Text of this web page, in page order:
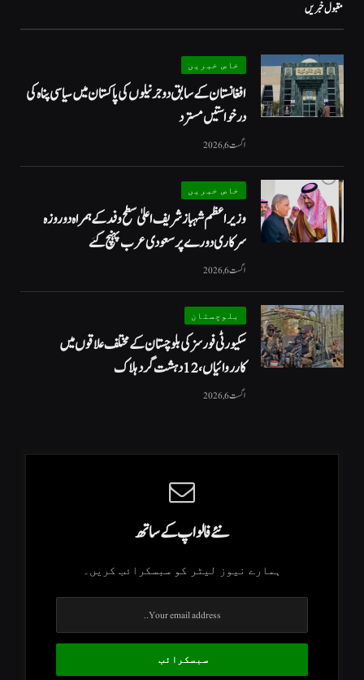
مقبول خبریں
خاص خبریں
افغانستان کے سابق دو جرنیلوں کی پاکستان میں سیاسی پناہ کی
درخواستیں مسترد
اگست 6, 2026
خاص خبریں
وزیراعظم شہبازشریف اعلیٰ سطح وفد کے ہمراہ دو روزه
سرکاری دورے پر سعودی عرب پہنچ گئے
اگست 6, 2026
بلوچستان
سکیورٹی فورسز کی بلوچستان کے مختلف علاقوں میں
کارروائیاں ، 12 دہشت گرد ہلاک
اگست 6, 2026
نئے فالو اپ کے ساتھ
ہمارے نیوز لیٹر کو سبسکرائب کریں۔